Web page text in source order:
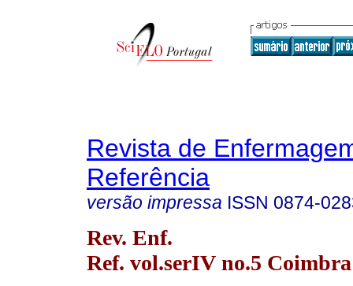
Revista de
Referência
versão impressa ISSN 0874-
Rev. Enf.
Ref. vol.serIV no.5